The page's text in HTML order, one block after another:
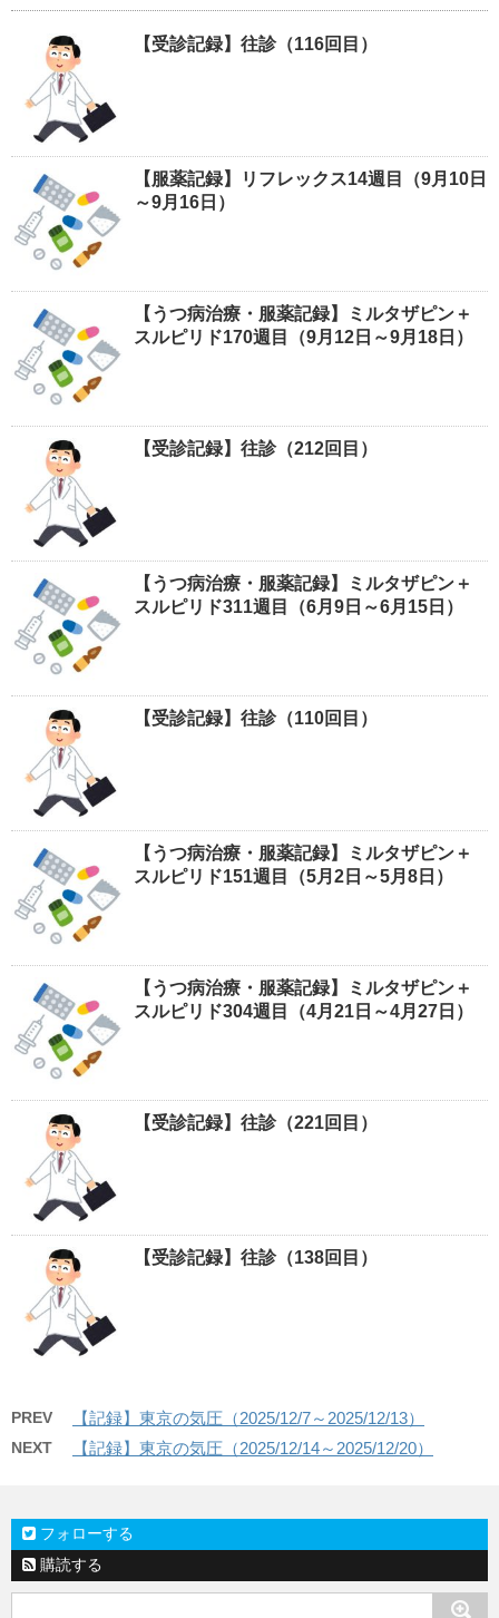
【受診記録】往診（116回目）
【服薬記録】リフレックス14週目（9月10日
～9月16日）
【うつ病治療・服薬記録】ミルタザピン＋
スルピリド170週目（9月12日～9月18日）
【受診記録】往診（212回目）
【うつ病治療・服薬記録】ミルタザピン＋
スルピリド311週目（6月9日～6月15日）
【受診記録】往診（110回目）
【うつ病治療・服薬記録】ミルタザピン＋
スルピリド151週目（5月2日～5月8日）
【うつ病治療・服薬記録】ミルタザピン＋
スルピリド304週目（4月21日～4月27日）
【受診記録】往診（221回目）
【受診記録】往診（138回目）
PREV 【記録】東京の気圧（2025/12/7～2025/12/13）
NEXT 【記録】東京の気圧（2025/12/14～2025/12/20）
フォローする
購読する